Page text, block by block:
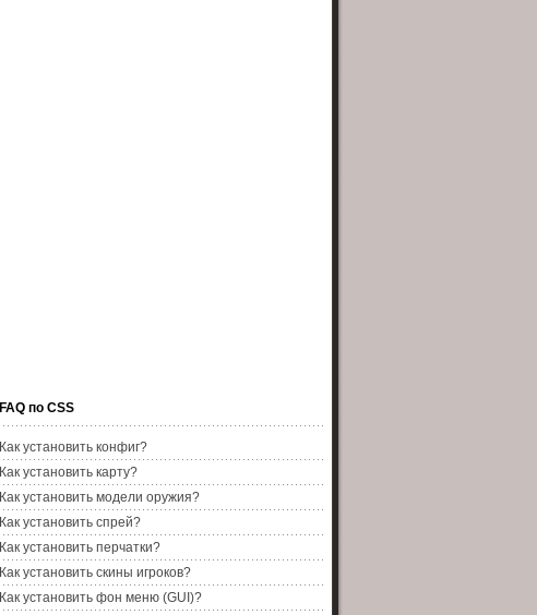
FAQ по CSS
Как установить конфиг?
Как установить карту?
Как установить модели оружия?
Как установить спрей?
Как установить перчатки?
Как установить скины игроков?
Как установить фон меню (GUI)?